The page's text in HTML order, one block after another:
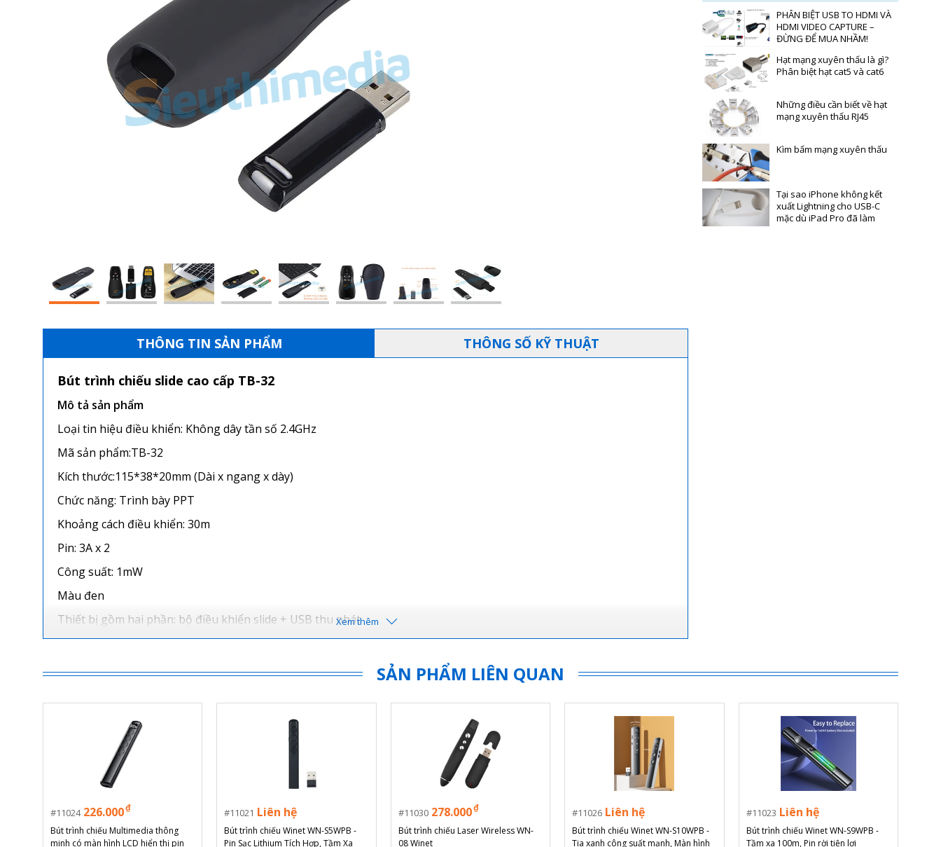
PHÂN BIỆT USB TO HDMI VÀ
HDMI VIDEO CAPTURE –
ĐỪNG ĐỂ MUA NHẦM!
Hạt mạng xuyên thấu là gì?
Phân biệt hạt cat5 và cat6
Những điều cần biết về hạt
mạng xuyên thấu RJ45
Kìm bấm mạng xuyên thấu
Tại sao iPhone không kết
xuất Lightning cho USB-C
mặc dù iPad Pro đã làm
THÔNG TIN SẢN PHẨM THÔNG SỐ KỸ THUẬT
Bút trình chiếu slide cao cấp TB-32
Mô tả sản phẩm
Loại tin hiệu điều khiển: Không dây tần số 2.4GHz
Mã sản phẩm:TB-32
Kích thước:115*38*20mm (Dài x ngang x dày)
Chức năng: Trình bày PPT
Khoảng cách điều khiển: 30m
Pin: 3A x 2
Công suất: 1mW
Màu đen
Thiết bị gồm hai phần: bộ điều khiển slide + USB thu phát
SẢN PHẨM LIÊN QUAN
11024 226.000₫
Bút trình chiếu Multimedia thông
minh có màn hình LCD hiển thị pin
11021 Liên hệ
Bút trình chiếu Winet WN-S5WPB -
Pin Sạc Lithium Tích Hợp, Tầm Xa
11030 278.000₫
Bút trình chiếu Laser Wireless WN-
08 Winet
11026 Liên hệ
Bút trình chiếu Winet WN-S10WPB -
Tia xanh công suất mạnh, Màn hình
11023 Liên hệ
Bút trình chiếu Winet WN-S9WPB -
Tầm xa 100m, Pin rời tiện lợi